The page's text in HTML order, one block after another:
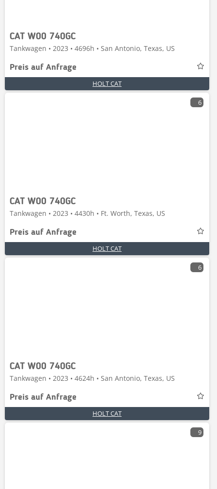
CAT W00 740GC
Tankwagen • 2023 • 4696h • San Antonio, Texas, US
Preis auf Anfrage
HOLT CAT
6
CAT W00 740GC
Tankwagen • 2023 • 4430h • Ft. Worth, Texas, US
Preis auf Anfrage
HOLT CAT
6
CAT W00 740GC
Tankwagen • 2023 • 4624h • San Antonio, Texas, US
Preis auf Anfrage
HOLT CAT
9